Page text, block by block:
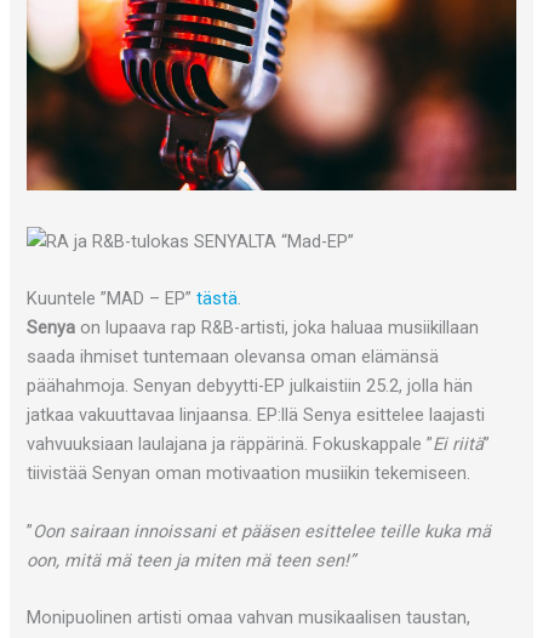
Kuuntele ”MAD – EP”tästä.
Senya on lupaava rap R&B-artisti, joka haluaa musiikillaan
saada ihmiset tuntemaan olevansa oman elämänsä
päähahmoja. Senyan debyytti-EP julkaistiin 25.2, jolla hän
jatkaa vakuuttavaa linjaansa. EP:llä Senya esittelee laajasti
vahvuuksiaan laulajana ja räppärinä. Fokuskappale ”Ei riitä”
tiivistää Senyan oman motivaation musiikin tekemiseen.
”Oon sairaan innoissani et pääsen esittelee teille kuka mä
oon, mitä mä teen ja miten mä teen sen!”
Monipuolinen artisti omaa vahvan musikaalisen taustan,